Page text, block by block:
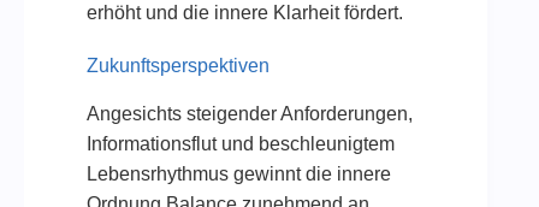
erhöht und die innere Klarheit fördert.
Zukunftsperspektiven
Angesichts steigender Anforderungen,
Informationsflut und beschleunigtem
Lebensrhythmus gewinnt die innere